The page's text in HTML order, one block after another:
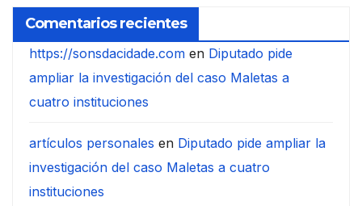
Comentarios recientes
https://sonsdacidade.com en Diputado pide
ampliar la investigación del caso Maletas a
cuatro instituciones
artículos personales en Diputado pide ampliar la
investigación del caso Maletas a cuatro
instituciones